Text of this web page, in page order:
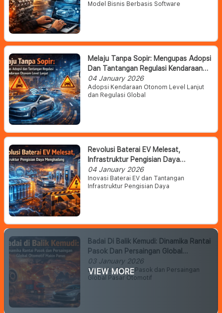
Model Bisnis Berbasis Software
Melaju Tanpa Sopir: Mengupas Adopsi
Dan Tantangan Regulasi Kendaraan
Otonom Level Lanjut
04 January 2026
Adopsi Kendaraan Otonom Level Lanjut
dan Regulasi Global
Revolusi Baterai EV Melesat,
Infrastruktur Pengisian Daya
Menghadang
04 January 2026
Inovasi Baterai EV dan Tantangan
Infrastruktur Pengisian Daya
Badai Di Balik Kemudi: Dinamika Rantai
Pasok Dan Persaingan Global
Otomotif Makin Panas
03 January 2026
Dinamika Rantai Pasok dan Persaingan
Global Pasar Otomotif
VIEW MORE